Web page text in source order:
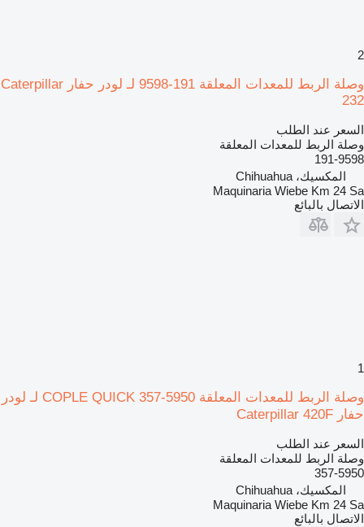
2
وصلة الربط للمعدات المعلقة 191-9598 لـ لودر حفار Caterpillar
232
السعر عند الطلب
وصلة الربط للمعدات المعلقة
191-9598
المكسيك، Chihuahua
Maquinaria Wiebe Km 24 Sa
الاتصال بالبائع
1
وصلة الربط للمعدات المعلقة COPLE QUICK 357-5950 لـ لودر
حفار Caterpillar 420F
السعر عند الطلب
وصلة الربط للمعدات المعلقة
357-5950
المكسيك، Chihuahua
Maquinaria Wiebe Km 24 Sa
الاتصال بالبائع